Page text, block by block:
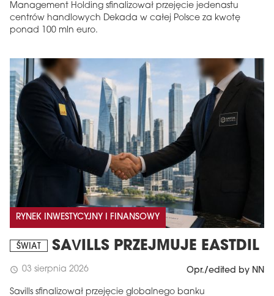
Management Holding sfinalizował przejęcie jedenastu
centrów handlowych Dekada w całej Polsce za kwotę
ponad 100 mln euro.
RYNEK INWESTYCYJNY I FINANSOWY
ŚWIAT SAVILLS PRZEJMUJE EASTDIL
schedule 03 sierpnia 2026 Opr./edited by NN
Savills sfinalizował przejęcie globalnego banku